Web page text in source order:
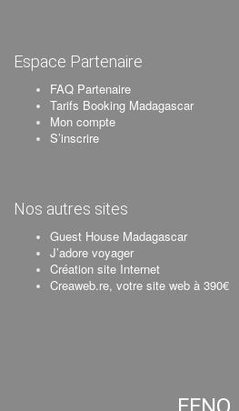
Espace Partenaire
FAQ Partenaire
Tarifs Booking Madagascar
Mon compte
S’inscrire
Nos autres sites
Guest House Madagascar
J’adore voyager
Création site Internet
Creaweb.re, votre site web à 390€